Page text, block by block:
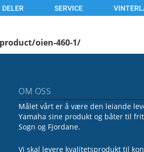
DELER SERVICE
oien-460-1/
OM OSS
Målet vårt er å være den leiande
Yamaha sine produkt og båter til
Sogn og Fjordane.
Vi skal levere kvalitetsprodukt til